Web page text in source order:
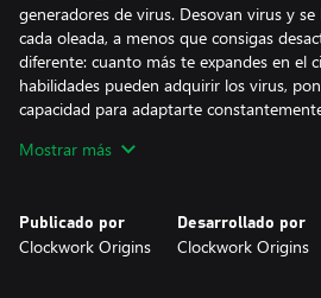
generadores de virus. Desovan virus y
cada oleada, a menos que consigas
diferente: cuanto más te expandes en el
habilidades pueden adquirir los virus,
capacidad para adaptarte
Colócalas sabiamente, mejóralas con
con nuevas habilidades completando
habilidad para personalizarlas según tus
Mostrar más
Publicado por
Clockwork Origins
Desarrollado por
Clockwork Origins